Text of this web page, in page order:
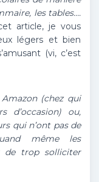
les tables….
article, je vous
légers et bien
(vi, c’est
(chez qui
d’occasion) ou,
qui n’ont pas de
même les
de trop solliciter